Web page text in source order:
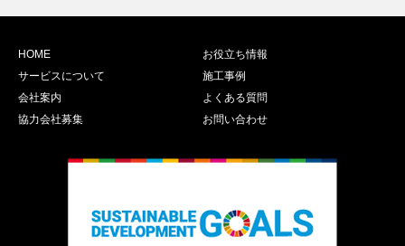
HOME
お役立ち情報
サービスについて
施工事例
会社案内
よくある質問
協力会社募集
お問い合わせ